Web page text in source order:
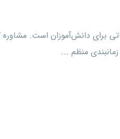
برای دانش‌آموزان است. مشاوره
منظم ...